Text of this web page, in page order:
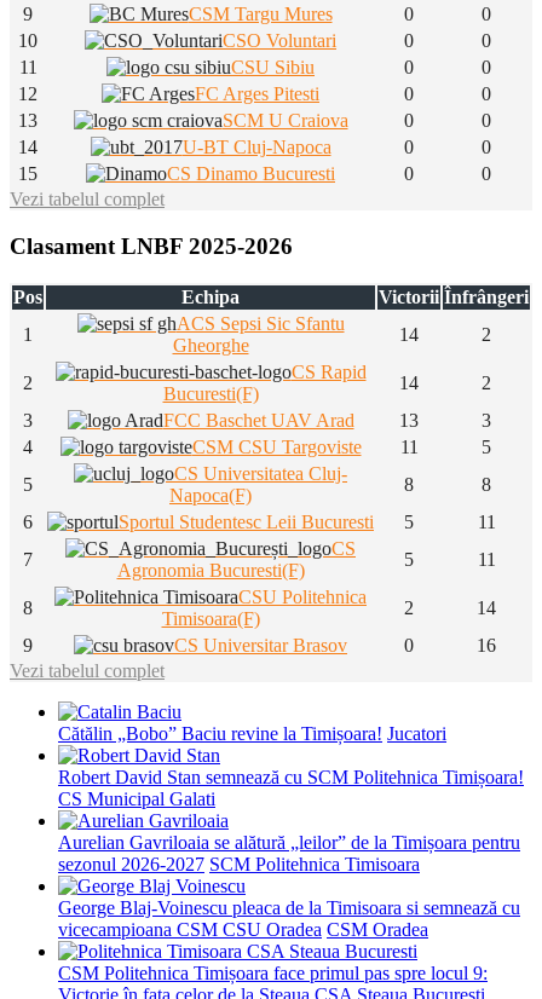
9
CSM Targu Mures 0
0
10
CSO Voluntari 0
0
11
CSU Sibiu 0
0
12
FC Arges Pitesti 0
0
13
SCM U Craiova 0
0
14
U-BT Cluj-Napoca 0
0
15
CS Dinamo Bucuresti 0
0
Vezi tabelul complet
Clasament LNBF 2025-2026
Pos Echipa Victorii Înfrângeri
1
ACS Sepsi Sic Sfantu
Gheorghe
14 2
2
CS Rapid
Bucuresti(F)
14
2
3
FCC Baschet UAV Arad 13
3
4
CSM CSU Targoviste 11
5
5
CS Universitatea Cluj-
Napoca(F)
8
8
6
Sportul Studentesc Leii Bucuresti 5
11
7
CS
Agronomia Bucuresti(F)
5 11
8
CSU Politehnica
Timisoara(F)
2
14
9
CS Universitar Brasov 0
16
Vezi tabelul complet
Cătălin „Bobo” Baciu revine la Timișoara! Jucatori
Robert David Stan semnează cu SCM Politehnica Timișoara!
CS Municipal Galati
Aurelian Gavriloaia se alătură „leilor” de la Timișoara pentru
sezonul 2026-2027 SCM Politehnica Timisoara
George Blaj-Voinescu pleaca de la Timisoara si semnează cu
vicecampioana CSM CSU Oradea CSM Oradea
CSM Politehnica Timișoara face primul pas spre locul 9:
Victorie în fața celor de la Steaua CSA Steaua Bucuresti